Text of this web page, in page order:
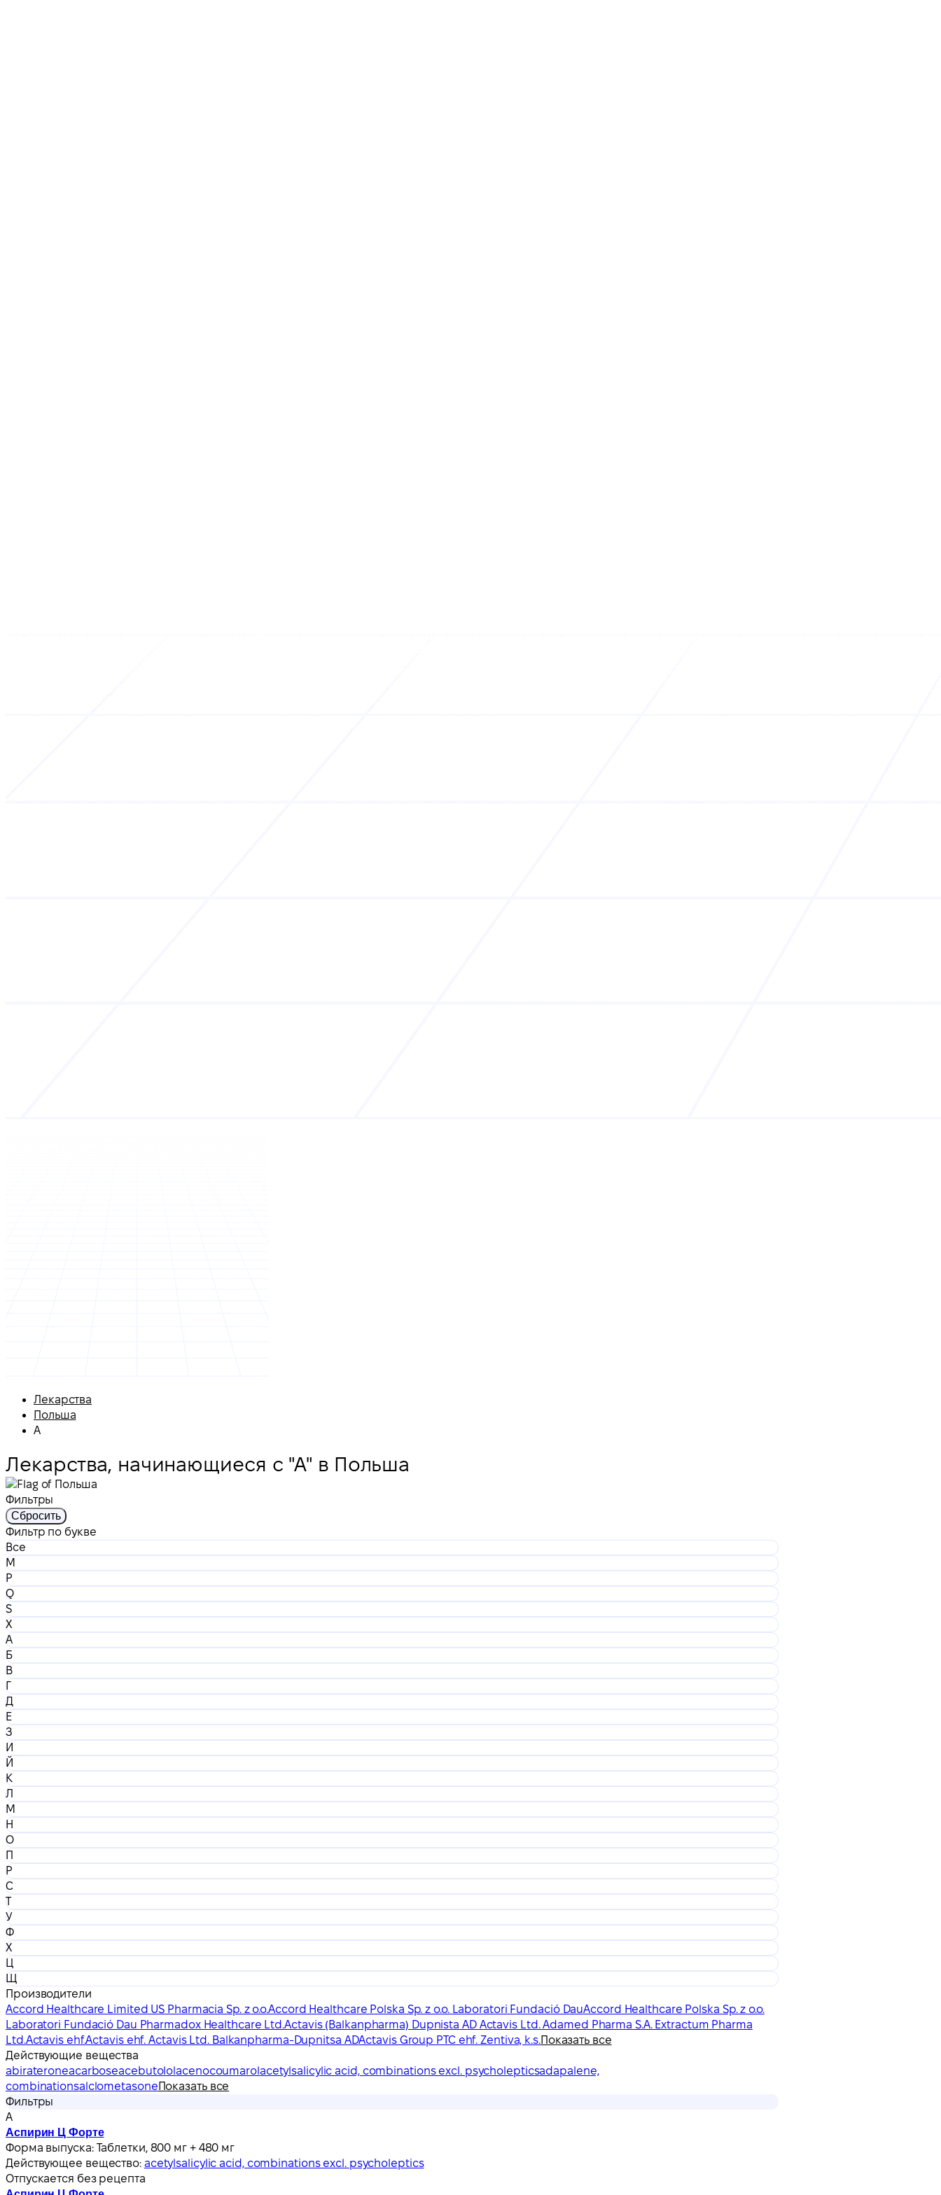
Лекарства
Польша
А
Лекарства, начинающиеся с "А" в Польша
Фильтры
Сбросить
Фильтр по букве
Все
M
P
Q
S
X
А
Б
В
Г
Д
Е
З
И
Й
К
Л
М
Н
О
П
Р
С
Т
У
Ф
Х
Ц
Щ
Производители
Accord Healthcare Limited US Pharmacia Sp. z o.o.Accord Healthcare Polska Sp. z o.o. Laboratori Fundació DauAccord Healthcare Polska Sp. z o.o.
Laboratori Fundació Dau Pharmadox Healthcare Ltd.Actavis (Balkanpharma) Dupnista AD Actavis Ltd. Adamed Pharma S.A. Extractum Pharma
Ltd.Actavis ehf.Actavis ehf. Actavis Ltd. Balkanpharma-Dupnitsa ADActavis Group PTC ehf. Zentiva, k.s.Показать все
Действующие вещества
abirateroneacarboseacebutololacenocoumarolacetylsalicylic acid, combinations excl. psycholepticsadapalene,
combinationsalclometasoneПоказать все
Фильтры
А
Аспирин Ц Форте
Форма выпуска: Таблетки, 800 мг + 480 мг
Действующее вещество: acetylsalicylic acid, combinations excl. psycholeptics
Отпускается без рецепта